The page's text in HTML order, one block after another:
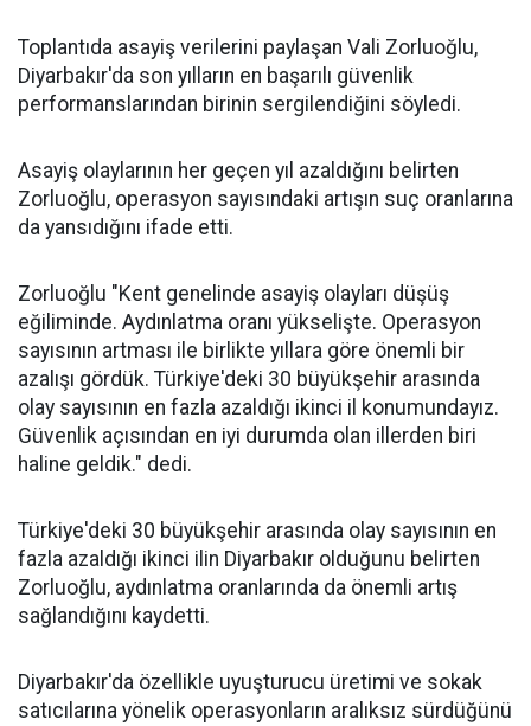
Toplantıda asayiş verilerini paylaşan Vali Zorluoğlu,
Diyarbakır'da son yılların en başarılı güvenlik
performanslarından birinin sergilendiğini söyledi.
Asayiş olaylarının her geçen yıl azaldığını belirten
Zorluoğlu, operasyon sayısındaki artışın suç oranlarına
da yansıdığını ifade etti.
Zorluoğlu "Kent genelinde asayiş olayları düşüş
eğiliminde. Aydınlatma oranı yükselişte. Operasyon
sayısının artması ile birlikte yıllara göre önemli bir
azalışı gördük. Türkiye'deki 30 büyükşehir arasında
olay sayısının en fazla azaldığı ikinci il konumundayız.
Güvenlik açısından en iyi durumda olan illerden biri
haline geldik." dedi.
Türkiye'deki 30 büyükşehir arasında olay sayısının en
fazla azaldığı ikinci ilin Diyarbakır olduğunu belirten
Zorluoğlu, aydınlatma oranlarında da önemli artış
sağlandığını kaydetti.
Diyarbakır'da özellikle uyuşturucu üretimi ve sokak
satıcılarına yönelik operasyonların aralıksız sürdüğünü